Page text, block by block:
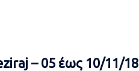
– 05 έως 10/11/18